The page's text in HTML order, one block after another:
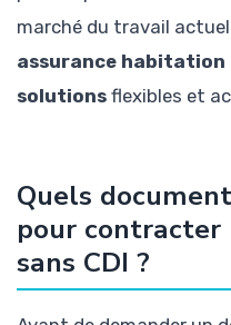
marché du travail
assurance habitation
solutions flexibles et
Quels
pour contracter
sans CDI ?